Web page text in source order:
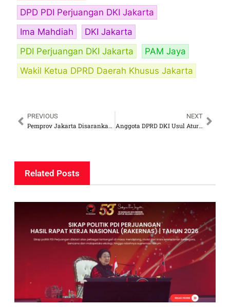
DPD PDI Perjuangan DKI Jakarta
Ima Mahdiah
DKI Jakarta
PDI Perjuangan DKI Jakarta
PAM Jaya
Wakil Ketua DPRD Daerah Khusus Jakarta
PREVIOUS
Pemprov Jakarta Disarankan Pasang Keran Air Siap Minum di Setiap Kelurahan dan Sekolah
NEXT
Anggota DPRD DKI Usul Aturan Batasi Masa Tinggal di Rusunawa Pemprov
Related Posts